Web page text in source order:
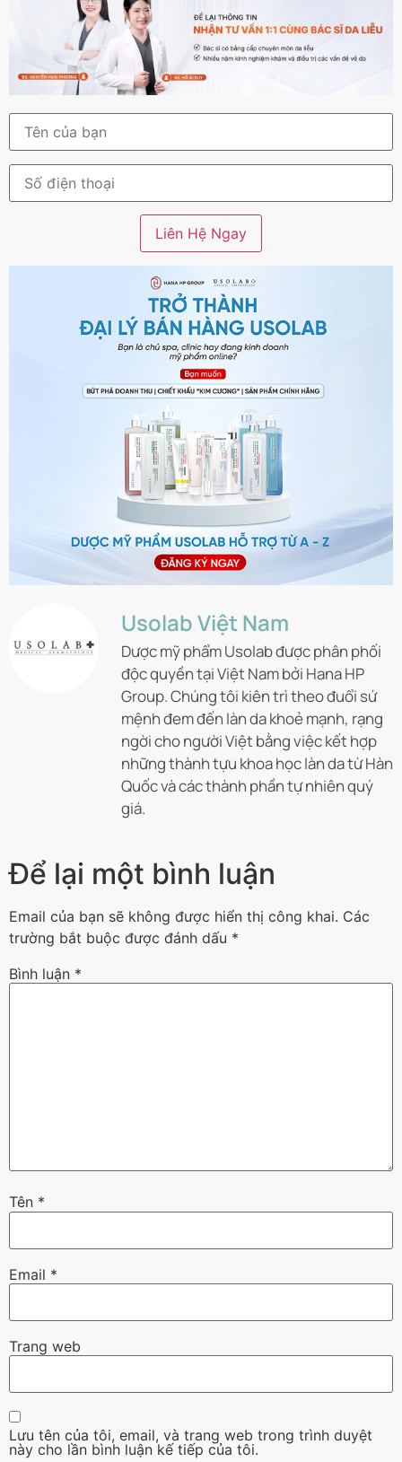
Usolab Việt Nam
Dược mỹ phẩm Usolab được phân phối
độc quyền tại Việt Nam bởi Hana HP
Group. Chúng tôi kiên trì theo đuổi sứ
mệnh đem đến làn da khoẻ mạnh, rạng
ngời cho người Việt bằng việc kết hợp
những thành tựu khoa học làn da từ Hàn
Quốc và các thành phần tự nhiên quý
giá.
Để lại một bình luận
Email của bạn sẽ không được hiển thị công khai. Các
trường bắt buộc được đánh dấu *
Bình luận *
Tên *
Email *
Trang web
Lưu tên của tôi, email, và trang web trong trình duyệt
này cho lần bình luận kế tiếp của tôi.